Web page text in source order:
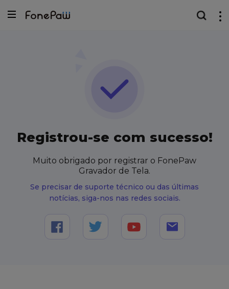
Registrou-se com sucesso!
Muito obrigado por registrar o FonePaw
Gravador de Tela.
Se precisar de suporte técnico ou das últimas
notícias, siga-nos nas redes sociais.